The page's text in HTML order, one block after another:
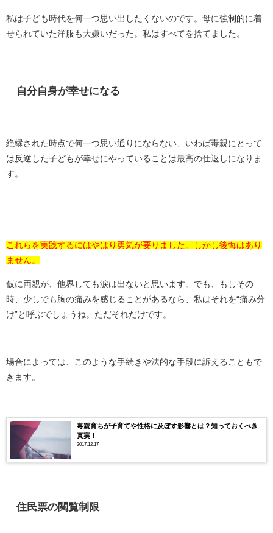
私は子ども時代を何一つ思い出したくないのです。母に強制的に着
せられていた洋服も大嫌いだった。私はすべてを捨てました。
自分自身が幸せになる
絶縁された時点で何一つ思い通りにならない、いわば毒親にとって
は反逆した子どもが幸せにやっていることは最高の仕返しになりま
す。
これらを実践するにはやはり勇気が要りました。しかし後悔はあり
ません。
仮に両親が、他界しても涙は出ないと思います。でも、もしその
時、少しでも胸の痛みを感じることがあるなら、私はそれを“痛み分
け”と呼ぶでしょうね。ただそれだけです。
場合によっては、このような手続きや法的な手段に訴えることもで
きます。
毒親育ちが子育てや性格に及ぼす影響とは？知っておくべき
真実！
2017.12.17
住民票の閲覧制限